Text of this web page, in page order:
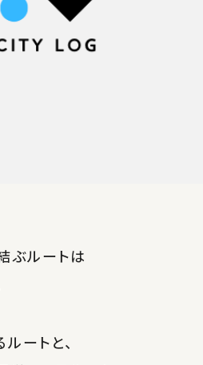
ぶルートは
ートと、